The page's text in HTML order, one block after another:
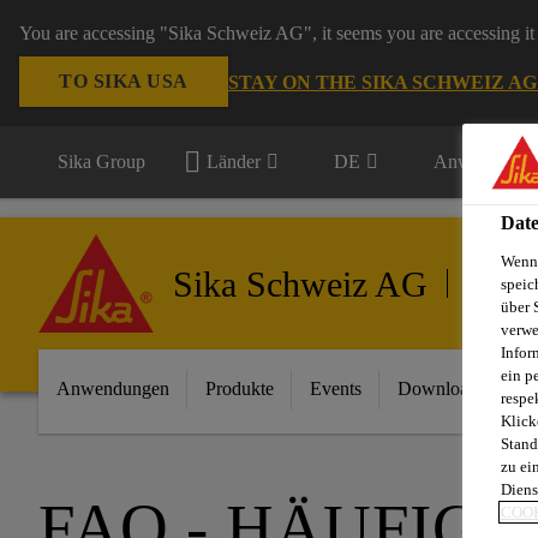
You are accessing "Sika Schweiz AG", it seems you are
TO SIKA USA STAY ON THE SIKA SCHWEIZ
Sika Group Länder DE
Sika Schweiz AG Marine
Anwendungen Produkte Events Download Center
über
ein
zu